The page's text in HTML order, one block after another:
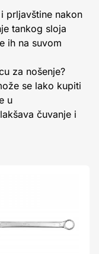
prljavštine nakon
tankog sloja
ih na suvom
za nošenje?
se lako kupiti
u
čuvanje i